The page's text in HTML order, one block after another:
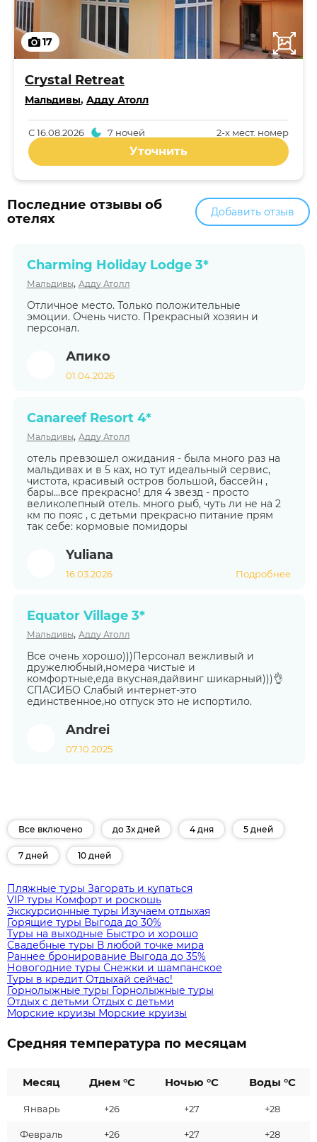
17
Crystal Retreat
Мальдивы, Адду Атолл
2-x мест. номер
С16.08.2026 7 ночей
Уточнить
Последние отзывы об
отелях
Добавить отзыв
Charming Holiday Lodge 3*
Мальдивы, Адду Атолл
Отличное место. Только положительные
эмоции. Очень чисто. Прекрасный хозяин и
персонал.
Апико
01.04.2026
Canareef Resort 4*
Мальдивы, Адду Атолл
отель превзошел ожидания - была много раз на
мальдивах и в 5 ках, но тут идеальный сервис,
чистота, красивый остров большой, бассейн ,
бары...все прекрасно! для 4 звезд - просто
великолепный отель. много рыб, чуть ли не на 2
км по пояс , с детьми прекрасно питание прям
так себе: кормовые помидоры
Yuliana
16.03.2026 Подробнее
Equator Village 3*
Мальдивы, Адду Атолл
Все очень хорошо)))Персонал вежливый и
дружелюбный,номера чистые и
комфортные,еда вкусная,дайвинг шикарный)))👌
СПАСИБО Слабый интернет-это
единственное,но отпуск это не испортило.
Andrei
07.10.2025
Все включено до 3х дней 4 дня 5 дней
7 дней 10 дней
Пляжные туры Загорать и купаться
VIP туры Комфорт и роскошь
Экскурсионные туры Изучаем отдыхая
Горящие туры Выгода до 30%
Туры на выходные Быстро и хорошо
Свадебные туры В любой точке мира
Раннее бронирование Выгода до 35%
Новогодние туры Снежки и шампанское
Туры в кредит Отдыхай сейчас!
Горнолыжные туры Горнолыжные туры
Отдых с детьми Отдых с детьми
Морские круизы Морские круизы
Средняя температура по месяцам
Месяц Днем °C Ночью °C Воды °C
Январь +26 +27 +28
Февраль +26 +27 +28